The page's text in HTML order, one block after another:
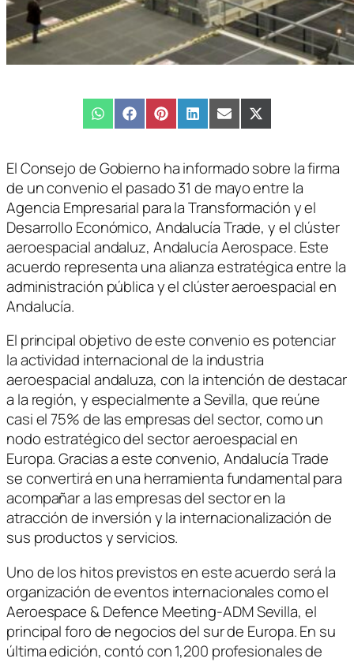
Compartir
en
WhatsAppCompartir
en
FacebookCompartir
en
PinterestCompartir
en
LinkedInCompartir
en
EmailCompartir
en
X
(Twitter)
El Consejo de Gobierno ha informado sobre la firma
de un convenio el pasado 31 de mayo entre la
Agencia Empresarial para la Transformación y el
Desarrollo Económico, Andalucía Trade, y el clúster
aeroespacial andaluz, Andalucía Aerospace. Este
acuerdo representa una alianza estratégica entre la
administración pública y el clúster aeroespacial en
Andalucía.
El principal objetivo de este convenio es potenciar
la actividad internacional de la industria
aeroespacial andaluza, con la intención de destacar
a la región, y especialmente a Sevilla, que reúne
casi el 75% de las empresas del sector, como un
nodo estratégico del sector aeroespacial en
Europa. Gracias a este convenio, Andalucía Trade
se convertirá en una herramienta fundamental para
acompañar a las empresas del sector en la
atracción de inversión y la internacionalización de
sus productos y servicios.
Uno de los hitos previstos en este acuerdo será la
organización de eventos internacionales como el
Aeroespace & Defence Meeting-ADM Sevilla, el
principal foro de negocios del sur de Europa. En su
última edición, contó con 1,200 profesionales de